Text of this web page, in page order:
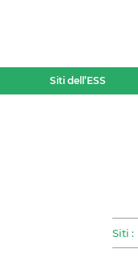
Siti dell’ESS
Siti :